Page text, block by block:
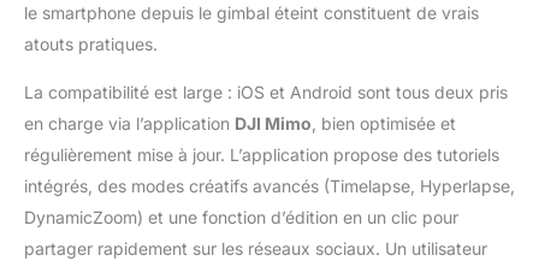
du produit, connectez-
télécharger la dernière
le smartphone depuis le gimbal éteint constituent de vrais
atouts pratiques.
La compatibilité est large : iOS et Android sont tous deux pris
en charge via l’application DJI Mimo , bien optimisée et
régulièrement mise à jour. L’application propose des tutoriels
intégrés, des modes créatifs avancés (Timelapse, Hyperlapse,
DynamicZoom) et une fonction d’édition en un clic pour
partager rapidement sur les réseaux sociaux. Un utilisateur